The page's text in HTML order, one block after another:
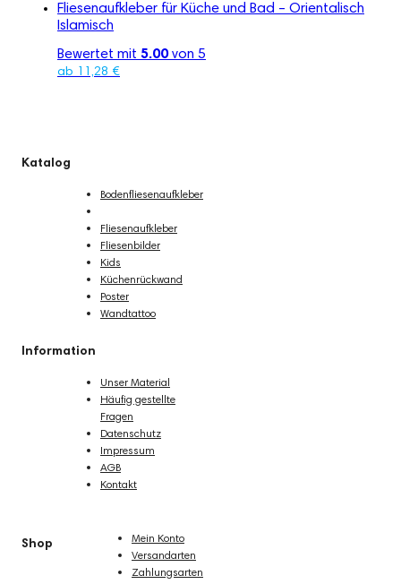
Fliesenaufkleber für Küche und Bad – Orientalisch
Islamisch
Bewertet mit 5.00von 5
ab 11,28 €
Katalog
Bodenfliesenaufkleber
Fliesenaufkleber
Fliesenbilder
Kids
Küchenrückwand
Poster
Wandtattoo
Information
Unser Material
Häufig gestellte
Fragen
Datenschutz
Impressum
AGB
Kontakt
Shop
Mein Konto
Versandarten
Zahlungsarten